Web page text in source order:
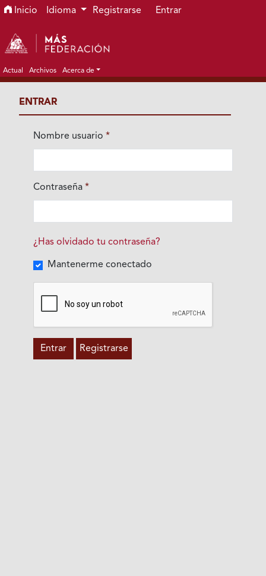
Ir al menú de navegación principal
Ir al contenido principal
Ir al pie de página del sitio
Inicio Idioma Registrarse Entrar
Actual Archivos Acerca de
ENTRAR
Nombre usuario*
Obligatorio
Contraseña*
Obligatorio
¿Has olvidado tu contraseña?
Mantenerme conectado
Entrar Registrarse